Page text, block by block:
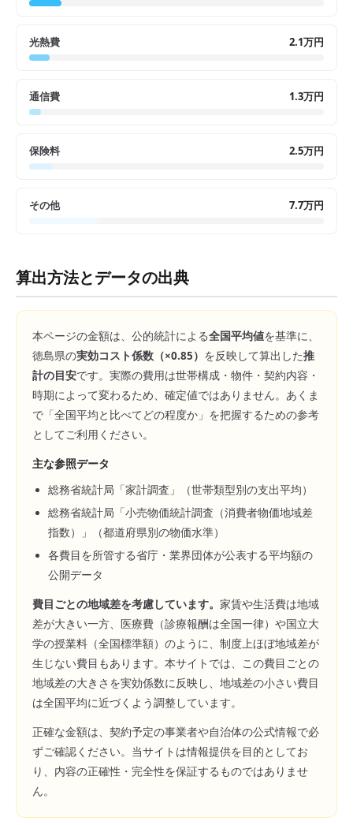
光熱費 2.1万円
通信費 1.3万円
保険料 2.5万円
その他 7.7万円
算出方法とデータの出典
本ページの金額は、公的統計による全国平均値を基準に、
徳島県の実効コスト係数（×0.85） を反映して算出した推
計の目安です。実際の費用は世帯構成・物件・契約内容・
時期によって変わるため、確定値ではありません。あくま
で「全国平均と比べてどの程度か」を把握するための参考
としてご利用ください。
主な参照データ
総務省統計局「家計調査」（世帯類型別の支出平均）
総務省統計局「小売物価統計調査（消費者物価地域差
指数）」（都道府県別の物価水準）
各費目を所管する省庁・業界団体が公表する平均額の
公開データ
費目ごとの地域差を考慮しています。 家賃や生活費は地域
差が大きい一方、医療費（診療報酬は全国一律）や国立大
学の授業料（全国標準額）のように、制度上ほぼ地域差が
生じない費目もあります。本サイトでは、この費目ごとの
地域差の大きさを実効係数に反映し、地域差の小さい費目
は全国平均に近づくよう調整しています。
正確な金額は、契約予定の事業者や自治体の公式情報で必
ずご確認ください。当サイトは情報提供を目的としてお
り、内容の正確性・完全性を保証するものではありませ
ん。